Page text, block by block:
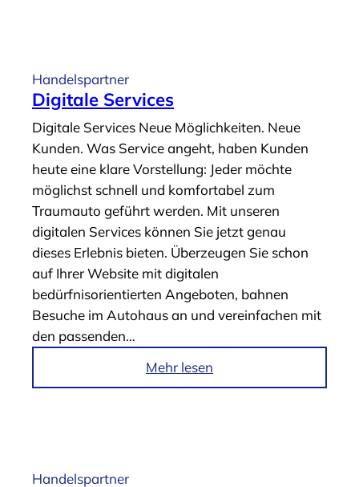
Handelspartner
Digitale Services
Digitale Services Neue Möglichkeiten. Neue
Kunden. Was Service angeht, haben Kunden
heute eine klare Vorstellung: Jeder möchte
möglichst schnell und komfortabel zum
Traumauto geführt werden. Mit unseren
digitalen Services können Sie jetzt genau
dieses Erlebnis bieten. Überzeugen Sie schon
auf Ihrer Website mit digitalen
bedürfnisorientierten Angeboten, bahnen
Besuche im Autohaus an und vereinfachen mit
den passenden…
Mehr lesen
m
Handelspartner